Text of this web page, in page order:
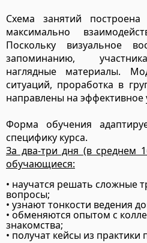
Схема занятий
максимально
Поскольку визуальное
запоминанию,
наглядные материалы.
ситуаций, проработка в
направлены на эффективное
Форма обучения
специфику курса.
За два-три дня (в среднем
обучающиеся:
• научатся решать сложные
вопросы;
• узнают тонкости ведения
• обменяются опытом с
знакомства;
• получат кейсы из практики